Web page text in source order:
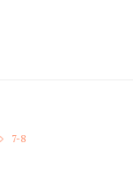
7-8